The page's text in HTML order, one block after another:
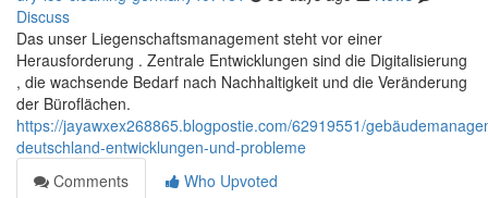
Discuss
Das unser Liegenschaftsmanagement steht vor einer
Herausforderung . Zentrale Entwicklungen sind die Digitalisierung
, die wachsende Bedarf nach Nachhaltigkeit und die Veränderung
der Büroflächen.
https://jayawxex268865.blogpostie.com/62919551/
deutschland-entwicklungen-und-probleme
Comments
Who Upvoted